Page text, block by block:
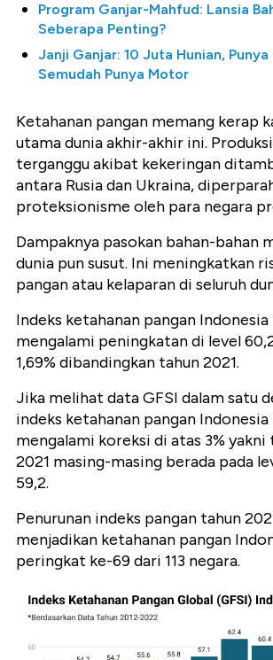
Program Ganjar-Mahfud: Lansia
Seberapa Penting?
Janji Ganjar: 10 Juta Hunian, Punya
Semudah Punya Motor
Ketahanan pangan memang kerap
utama dunia akhir-akhir ini.
terganggu akibat kekeringan
antara Rusia dan Ukraina,
proteksionisme oleh para negara
Dampaknya pasokan bahan-bahan
dunia pun susut. Ini meningkatkan
pangan atau kelaparan di seluruh
Indeks ketahanan pangan
mengalami peningkatan di level
1,69% dibandingkan tahun 2021.
Jika melihat data GFSI dalam satu
indeks ketahanan pangan Indonesia
mengalami koreksi di atas 3% yakni
2021 masing-masing berada pada
59,2.
Penurunan indeks pangan tahun
menjadikan ketahanan pangan
peringkat ke-69 dari 113 negara.